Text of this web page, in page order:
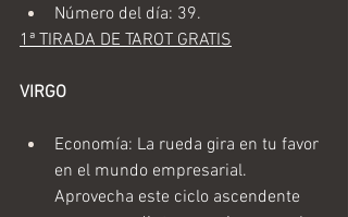
Número del día: 39.
1ª TIRADA DE TAROT GRATIS
VIRGO
Economía: La rueda gira en tu favor
en el mundo empresarial.
Aprovecha este ciclo ascendente